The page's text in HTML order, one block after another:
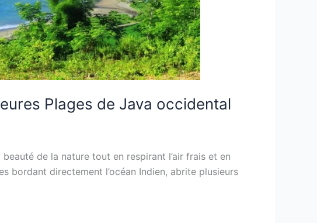
Plages de Java occidental
de la nature tout en respirant l’air frais et en
bordant directement l’océan Indien, abrite plusieurs